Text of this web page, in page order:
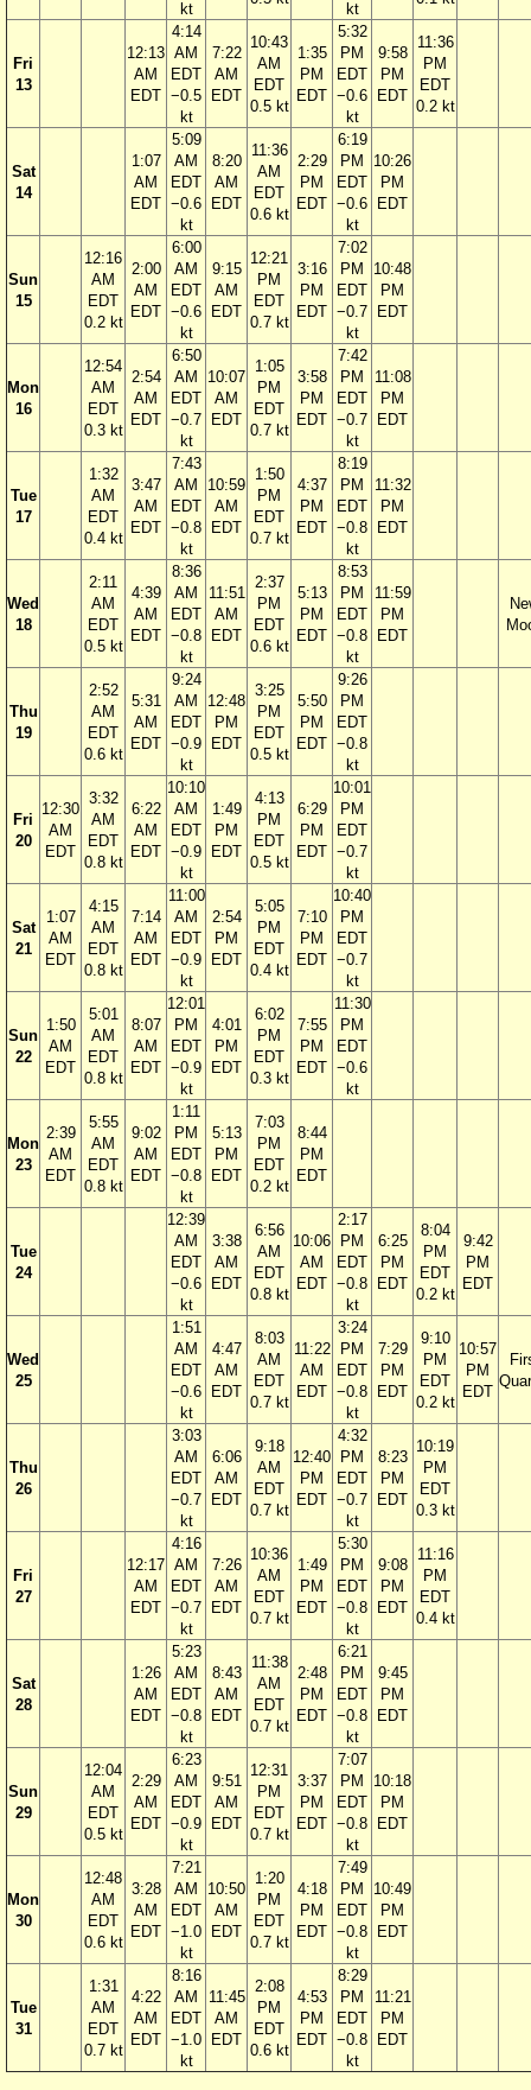
kt kt
Fri
13
12:13
AM
EDT
4:14
AM
EDT
−0.5
kt
7:22
AM
EDT
10:43
AM
EDT
0.5 kt
1:35
PM
EDT
5:32
PM
EDT
−0.6
kt
9:58
PM
EDT
11:36
PM
EDT
0.2 kt
Sat
14
1:07
AM
EDT
5:09
AM
EDT
−0.6
kt
8:20
AM
EDT
11:36
AM
EDT
0.6 kt
2:29
PM
EDT
6:19
PM
EDT
−0.6
kt
10:26
PM
EDT
Sun
15
12:16
AM
EDT
0.2 kt
2:00
AM
EDT
6:00
AM
EDT
−0.6
kt
9:15
AM
EDT
12:21
PM
EDT
0.7 kt
3:16
PM
EDT
7:02
PM
EDT
−0.7
kt
10:48
PM
EDT
Mon
16
12:54
AM
EDT
0.3 kt
2:54
AM
EDT
6:50
AM
EDT
−0.7
kt
10:07
AM
EDT
1:05
PM
EDT
0.7 kt
3:58
PM
EDT
7:42
PM
EDT
−0.7
kt
11:08
PM
EDT
Tue
17
1:32
AM
EDT
0.4 kt
3:47
AM
EDT
7:43
AM
EDT
−0.8
kt
10:59
AM
EDT
1:50
PM
EDT
0.7 kt
4:37
PM
EDT
8:19
PM
EDT
−0.8
kt
11:32
PM
EDT
Wed
18
2:11
AM
EDT
0.5 kt
4:39
AM
EDT
8:36
AM
EDT
−0.8
kt
11:51
AM
EDT
2:37
PM
EDT
0.6 kt
5:13
PM
EDT
8:53
PM
EDT
−0.8
kt
11:59
PM
EDT
Thu
19
2:52
AM
EDT
0.6 kt
5:31
AM
EDT
9:24
AM
EDT
−0.9
kt
12:48
PM
EDT
3:25
PM
EDT
0.5 kt
5:50
PM
EDT
9:26
PM
EDT
−0.8
kt
Fri
20
12:30
AM
EDT
3:32
AM
EDT
0.8 kt
6:22
AM
EDT
10:10
AM
EDT
−0.9
kt
1:49
PM
EDT
4:13
PM
EDT
0.5 kt
6:29
PM
EDT
10:01
PM
EDT
−0.7
kt
Sat
21
1:07
AM
EDT
4:15
AM
EDT
0.8 kt
7:14
AM
EDT
11:00
AM
EDT
−0.9
kt
2:54
PM
EDT
5:05
PM
EDT
0.4 kt
7:10
PM
EDT
10:40
PM
EDT
−0.7
kt
Sun
22
1:50
AM
EDT
5:01
AM
EDT
0.8 kt
8:07
AM
EDT
12:01
PM
EDT
−0.9
kt
4:01
PM
EDT
6:02
PM
EDT
0.3 kt
7:55
PM
EDT
11:30
PM
EDT
−0.6
kt
Mon
23
2:39
AM
EDT
5:55
AM
EDT
0.8 kt
9:02
AM
EDT
1:11
PM
EDT
−0.8
kt
5:13
PM
EDT
7:03
PM
EDT
0.2 kt
8:44
PM
EDT
Tue
24
12:39
AM
EDT
−0.6
kt
3:38
AM
EDT
6:56
AM
EDT
0.8 kt
10:06
AM
EDT
2:17
PM
EDT
−0.8
kt
6:25
PM
EDT
8:04
PM
EDT
0.2 kt
9:42
PM
EDT
Wed
25
1:51
AM
EDT
−0.6
kt
4:47
AM
EDT
8:03
AM
EDT
0.7 kt
11:22
AM
EDT
3:24
PM
EDT
−0.8
kt
7:29
PM
EDT
9:10
PM
EDT
0.2 kt
10:57
PM
EDT
Thu
26
3:03
AM
EDT
−0.7
kt
6:06
AM
EDT
9:18
AM
EDT
0.7 kt
12:40
PM
EDT
4:32
PM
EDT
−0.7
kt
8:23
PM
EDT
10:19
PM
EDT
0.3 kt
Fri
27
12:17
AM
EDT
4:16
AM
EDT
−0.7
kt
7:26
AM
EDT
10:36
AM
EDT
0.7 kt
1:49
PM
EDT
5:30
PM
EDT
−0.8
kt
9:08
PM
EDT
11:16
PM
EDT
0.4 kt
Sat
28
1:26
AM
EDT
5:23
AM
EDT
−0.8
kt
8:43
AM
EDT
11:38
AM
EDT
0.7 kt
2:48
PM
EDT
6:21
PM
EDT
−0.8
kt
9:45
PM
EDT
Sun
29
12:04
AM
EDT
0.5 kt
2:29
AM
EDT
6:23
AM
EDT
−0.9
kt
9:51
AM
EDT
12:31
PM
EDT
0.7 kt
3:37
PM
EDT
7:07
PM
EDT
−0.8
kt
10:18
PM
EDT
Mon
30
12:48
AM
EDT
0.6 kt
3:28
AM
EDT
7:21
AM
EDT
−1.0
kt
10:50
AM
EDT
1:20
PM
EDT
0.7 kt
4:18
PM
EDT
7:49
PM
EDT
−0.8
kt
10:49
PM
EDT
Tue
31
1:31
AM
EDT
0.7 kt
4:22
AM
EDT
8:16
AM
EDT
−1.0
kt
11:45
AM
EDT
2:08
PM
EDT
0.6 kt
4:53
PM
EDT
8:29
PM
EDT
−0.8
kt
11:21
PM
EDT